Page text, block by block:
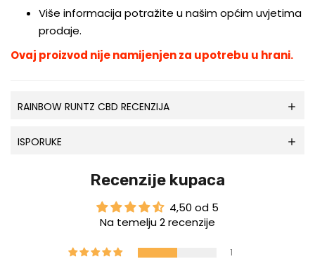
Više informacija potražite u našim općim uvjetima
prodaje.
Ovaj proizvod nije namijenjen za upotrebu u hrani.
RAINBOW RUNTZ CBD RECENZIJA
ISPORUKE
Recenzije kupaca
4,50 od 5
Na temelju 2 recenzije
1